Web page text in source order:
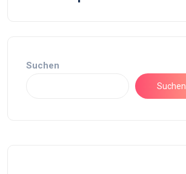
Suchen
Suchen